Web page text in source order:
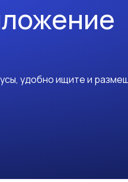
удобно ищите и